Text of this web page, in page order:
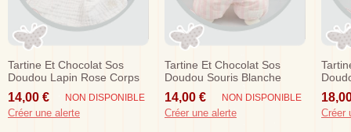
Tartine Et Chocolat Sos
Doudou Lapin Rose Corps
Lange Blanc
14,00 € NON DISPONIBLE
Créer une alerte
Tartine Et Chocolat Sos
Doudou Souris Blanche
Raye Rose
14,00 € NON DISPONIBLE
Créer une alerte Créer